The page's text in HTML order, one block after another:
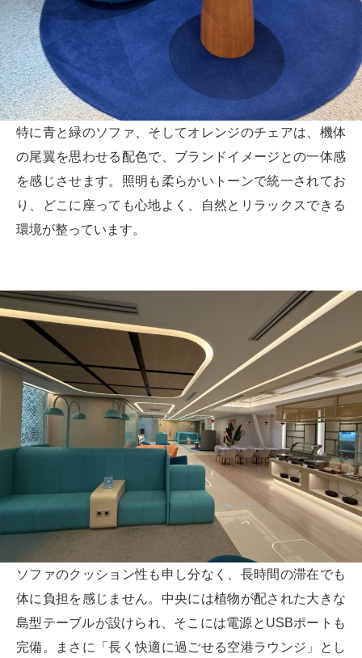
特に青と緑のソファ、そしてオレンジのチェアは、機体
の尾翼を思わせる配色で、ブランドイメージとの一体感
を感じさせます。照明も柔らかいトーンで統一されてお
り、どこに座っても心地よく、自然とリラックスできる
環境が整っています。
ソファのクッション性も申し分なく、長時間の滞在でも
体に負担を感じません。中央には植物が配された大きな
島型テーブルが設けられ、そこには電源とUSBポートも
完備。まさに「長く快適に過ごせる空港ラウンジ」とし